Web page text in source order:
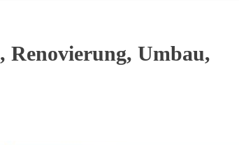
Renovierung, Umbau,